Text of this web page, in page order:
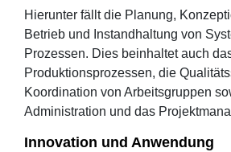
Hierunter fällt die Planung,
Betrieb und Instandhaltung von
Prozessen. Dies beinhaltet auch
Produktionsprozessen, die
Koordination von Arbeitsgruppen
Administration und das
Innovation und Anwendung